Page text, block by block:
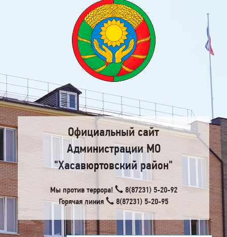
Официальный сайт
Администрации МО
"Хасавюртовский район"
Мы против террора!
8(87231) 5-20-92
Горячая линия
8(87231) 5-20-95